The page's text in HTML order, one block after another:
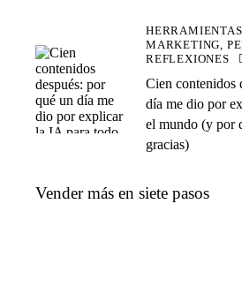
MARKETING,
REFLEXIONES
Cien contenidos
día me dio por
el mundo (y por
gracias)
Vender más en siete pasos